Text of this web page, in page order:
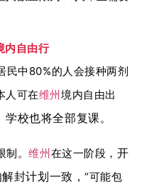
内自由行
民中80%的人会接种两剂
人可在维州境内自由出
学校也将全部复课。
制。维州 在这一阶段， 开
封计划一致，“可能包